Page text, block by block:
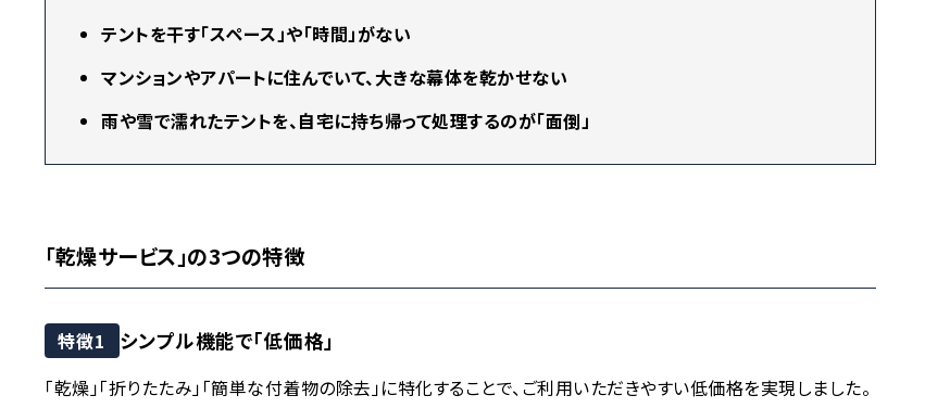
テントを干す「スペース」や「時間」がない
マンションやアパートに住んでいて、大きな幕体を乾かせない
雨や雪で濡れたテントを、自宅に持ち帰って処理するのが「面倒」
「乾燥サービス」の3つの特徴
特徴1 シンプル機能で「低価格」
「乾燥」「折りたたみ」「簡単な付着物の除去」に特化することで、ご利用いただきやすい低価格を実現しました。